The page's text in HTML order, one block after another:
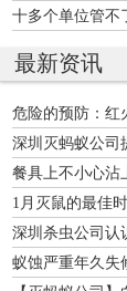
十多个单位管不
最新资讯
危险的预防：红
深圳灭蚂蚁公司
餐具上不小心沾
1月灭鼠的最佳
深圳杀虫公司认
蚁蚀严重年久